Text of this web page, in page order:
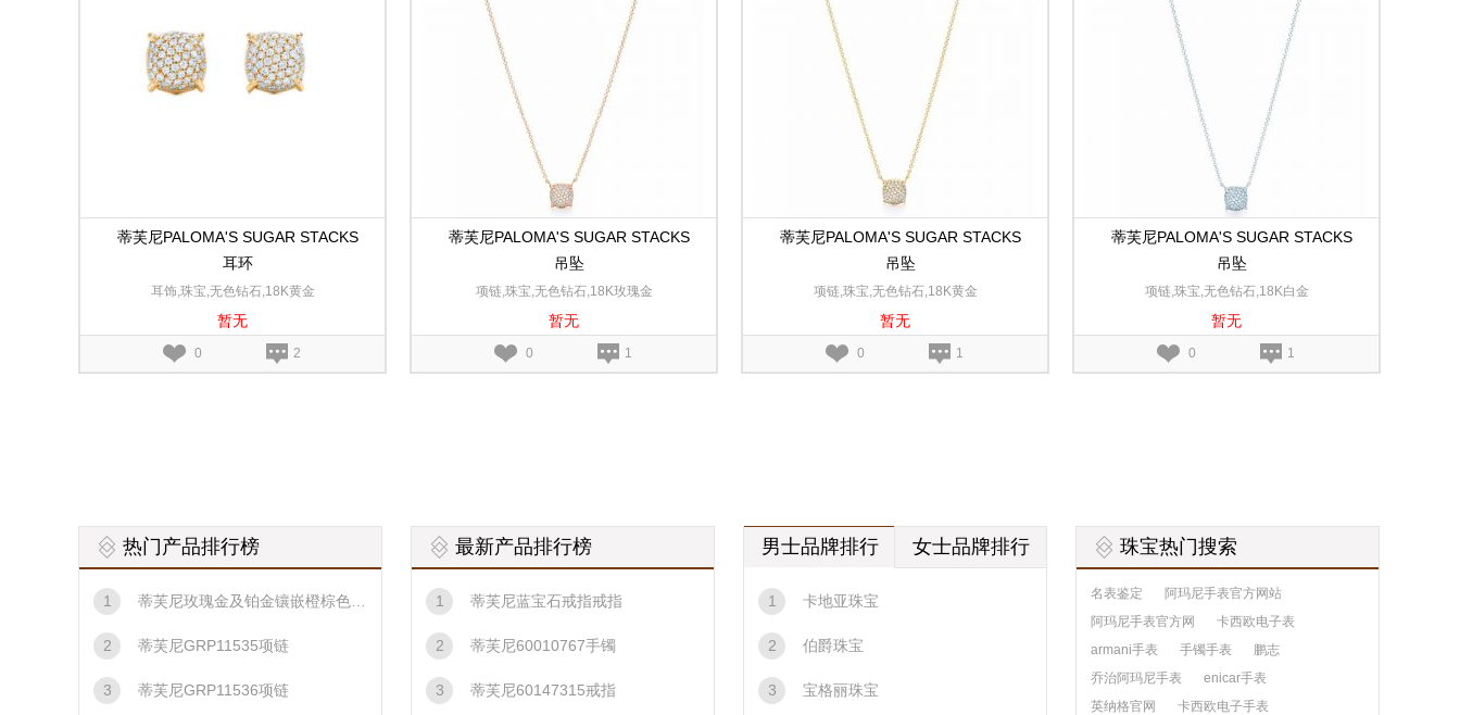
蒂芙尼PALOMA'S SUGAR STACKS
耳环
耳饰,珠宝,无色钻石,18K黄金
暂无
0 2
蒂芙尼PALOMA'S SUGAR STACKS
吊坠
项链,珠宝,无色钻石,18K玫瑰金
暂无
0 1
蒂芙尼PALOMA'S SUGAR STACKS
吊坠
项链,珠宝,无色钻石,18K黄金
暂无
0 1
蒂芙尼PALOMA'S SUGAR STACKS
吊坠
项链,珠宝,无色钻石,18K白金
暂无
0 1
热门产品排行榜
1 蒂芙尼玫瑰金及铂金镶嵌橙棕色与白色巴洛克、浅橙棕色与白色巴洛克天然野生珍珠，钻石及红宝石胸针胸针
2 蒂芙尼GRP11535项链
3 蒂芙尼GRP11536项链
最新产品排行榜
1 蒂芙尼蓝宝石戒指戒指
2 蒂芙尼60010767手镯
3 蒂芙尼60147315戒指
男士品牌排行 女士品牌排行
1 卡地亚珠宝
2 伯爵珠宝
3 宝格丽珠宝
珠宝热门搜索
名表鉴定
阿玛尼手表官方网站
阿玛尼手表官方网
卡西欧电子表
armani手表
手镯手表
鹏志
乔治阿玛尼手表
enicar手表
英纳格官网
卡西欧电子手表